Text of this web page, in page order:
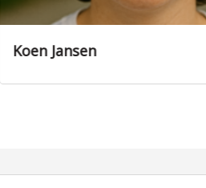
Koen Jansen